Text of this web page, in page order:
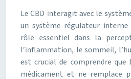
Le CBD interagit avec le
un système régulateur
rôle essentiel dans la
l’inflammation, le sommeil,
est crucial de comprendre que
médicament et ne remplace